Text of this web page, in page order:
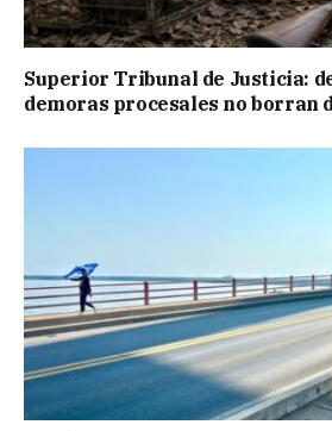
Superior Tribunal de Justicia:
demoras procesales no borran